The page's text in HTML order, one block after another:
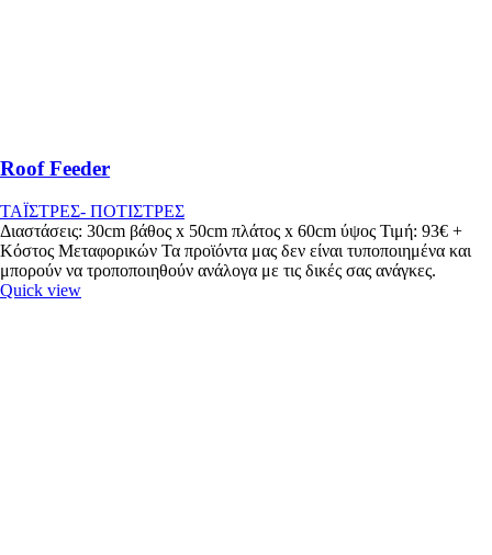
Roof Feeder
ΤΑΪΣΤΡΕΣ- ΠΟΤΙΣΤΡΕΣ
Διαστάσεις: 30cm βάθος x 50cm πλάτος x 60cm ύψος Τιμή: 93€ +
Κόστος Μεταφορικών Τα προϊόντα μας δεν είναι τυποποιημένα και
μπορούν να τροποποιηθούν ανάλογα με τις δικές σας ανάγκες.
Quick view